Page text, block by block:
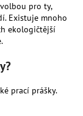
pro ty,
Existuje mnoho
ekologičtější
prací prášky.